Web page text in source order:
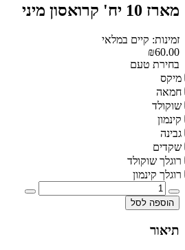
מארז 10 יח' קרואסון מיני
זמינות: קיים במלאי
₪60.00
בחירת טעם
מיקס
חמאה
שוקולד
קינמון
גבינה
שקדים
רוגלך שוקולד
רוגלך קינמון
הוספה לסל
תיאור